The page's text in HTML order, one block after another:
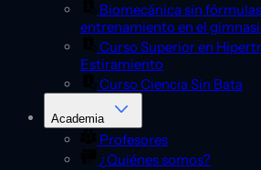
Biomecánica sin
entrenamiento en el
Curso Superior en
Estiramiento
Curso Ciencia Sin Bata
Academia
Profesores
¿Quiénes somos?